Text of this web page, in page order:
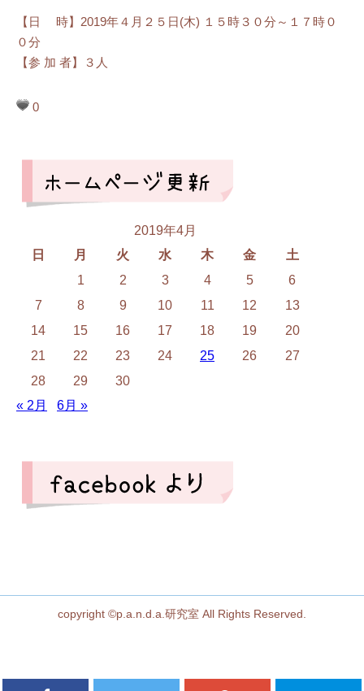
【日 時】2019年４月２５日(木) １５時３０分～１７時０
０分
【参 加 者】３人
0
2019年4月
日
月 火 水 木 金
土
1
2 3 4 5
6
7
8 9 10 11 12
13
14
15 16 17 18 19
20
21
22 23 24 25 26
27
28
29
30
« 2月
6月 »
copyright ©p.a.n.d.a.研究室 All Rights Reserved.